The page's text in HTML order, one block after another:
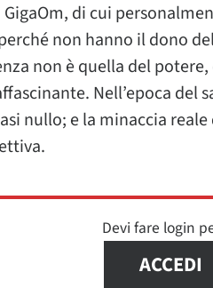
di cui
non hanno il dono
non è quella del
Nell’epoca del
nullo; e la minaccia
Devi fare login
ACCEDI